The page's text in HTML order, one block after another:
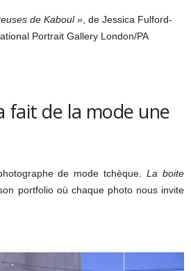
de Kaboul », de Jessica Fulford-
Portrait Gallery London/PA
fait de la mode une
de mode tchèque.La boite
portfolio où chaque photo nous invite